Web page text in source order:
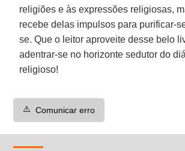
religiões e às expressões religiosas,
recebe delas impulsos para purificar-
se. Que o leitor aproveite desse belo
adentrar-se no horizonte sedutor do
religioso!
⚠️ Comunicar erro